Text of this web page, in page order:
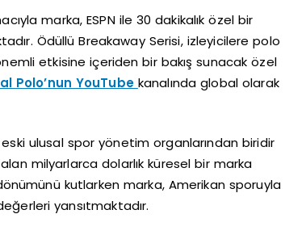
marka, ESPN ile 30 dakikalık özel bir
Ödüllü Breakaway Serisi, izleyicilere polo
etkisine içeriden bir bakış sunacak özel
Polo’nun YouTube kanalında global olarak
eski ulusal spor yönetim organlarından biridir
milyarlarca dolarlık küresel bir marka
kutlarken marka, Amerikan sporuyla
yansıtmaktadır.